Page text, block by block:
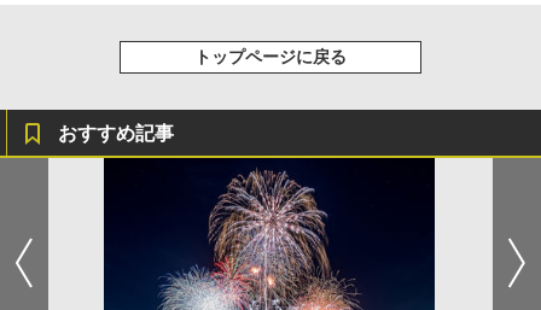
トップページに戻る
おすすめ記事